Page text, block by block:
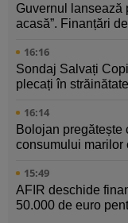
Guvernul lansează
acasă”. Finanțări
16:16
Sondaj Salvați
plecați în
16:14
Bolojan pregătește
consumului marilor
15:49
AFIR deschide
50.000 de euro